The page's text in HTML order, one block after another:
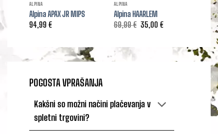
ALPINA
Alpina APAX JR MIPS
94,99 €
ALPINA
Alpina HAARLEM
69,99€ Izvirna
cena
35,00 €Trenutna
35,00 €.
ALPINA
69,99
POGOSTA VPRAŠANJA
Kakšni so možni načini plačevanja v
spletni trgovini?